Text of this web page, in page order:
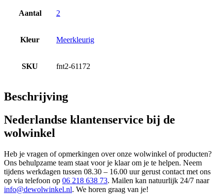
Aantal 2
Kleur Meerkleurig
SKU fnt2-61172
Beschrijving
Nederlandse klantenservice bij de
wolwinkel
Heb je vragen of opmerkingen over onze wolwinkel of producten?
Ons behulpzame team staat voor je klaar om je te helpen. Neem
tijdens werkdagen tussen 08.30 – 16.00 uur gerust contact met ons
op via telefoon op 06 218 638 73. Mailen kan natuurlijk 24/7 naar
info@dewolwinkel.nl. We horen graag van je!